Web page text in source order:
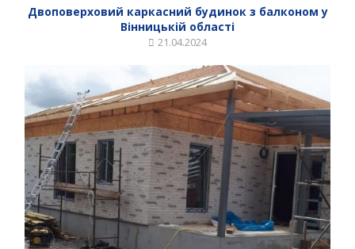
Двоповерховий каркасний будинок з балконом у
Вінницькій області
21.04.2024